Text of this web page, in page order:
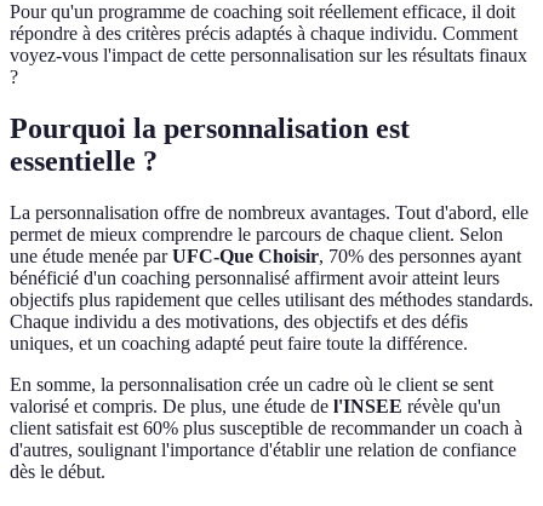
Pour qu'un programme de coaching soit réellement efficace, il doit
répondre à des critères précis adaptés à chaque individu. Comment
voyez-vous l'impact de cette personnalisation sur les résultats finaux
?
Pourquoi la personnalisation est
essentielle ?
La personnalisation offre de nombreux avantages. Tout d'abord, elle
permet de mieux comprendre le parcours de chaque client. Selon
une étude menée parUFC-Que Choisir, 70% des personnes ayant
bénéficié d'un coaching personnalisé affirment avoir atteint leurs
objectifs plus rapidement que celles utilisant des méthodes standards.
Chaque individu a des motivations, des objectifs et des défis
uniques, et un coaching adapté peut faire toute la différence.
En somme, la personnalisation crée un cadre où le client se sent
valorisé et compris. De plus, une étude de l'INSEE révèle qu'un
client satisfait est 60% plus susceptible de recommander un coach à
d'autres, soulignant l'importance d'établir une relation de confiance
dès le début.